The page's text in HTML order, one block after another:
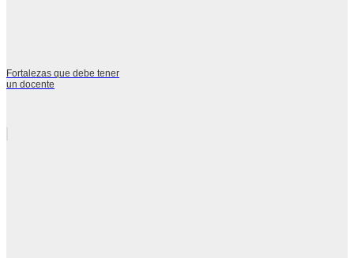
Fortalezas que debe tener
un docente